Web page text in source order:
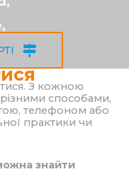
З кожною
різними способами,
телефоном або
практики чи
знайти